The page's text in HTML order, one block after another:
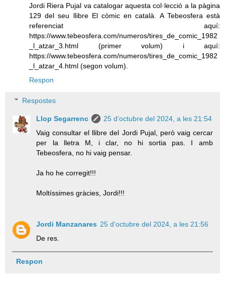
Jordi Riera Pujal va catalogar aquesta col·lecció a la pàgina
129 del seu llibre El còmic en català. A Tebeosfera està
referenciat aquí:
https://www.tebeosfera.com/numeros/tires_de_comic_1982
_l_atzar_3.html (primer volum) i aquí:
https://www.tebeosfera.com/numeros/tires_de_comic_1982
_l_atzar_4.html (segon volum).
Respon
Respostes
Llop Segarrenc
25 d’octubre del 2024, a les 21:54
Vaig consultar el llibre del Jordi Pujal, però vaig cercar
per la lletra M, i clar, no hi sortia pas. I amb
Tebeosfera, no hi vaig pensar.
Ja ho he corregit!!!
Moltíssimes gràcies, Jordi!!!
Jordi Manzanares 25 d’octubre del 2024, a les 21:56
De res.
Respon